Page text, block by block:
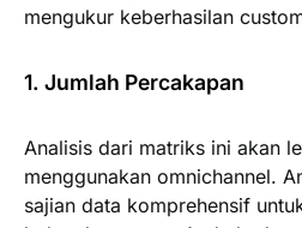
mengukur keberhasilan
1. Jumlah Percakapan
Analisis dari matriks ini akan
menggunakan omnichannel.
sajian data komprehensif